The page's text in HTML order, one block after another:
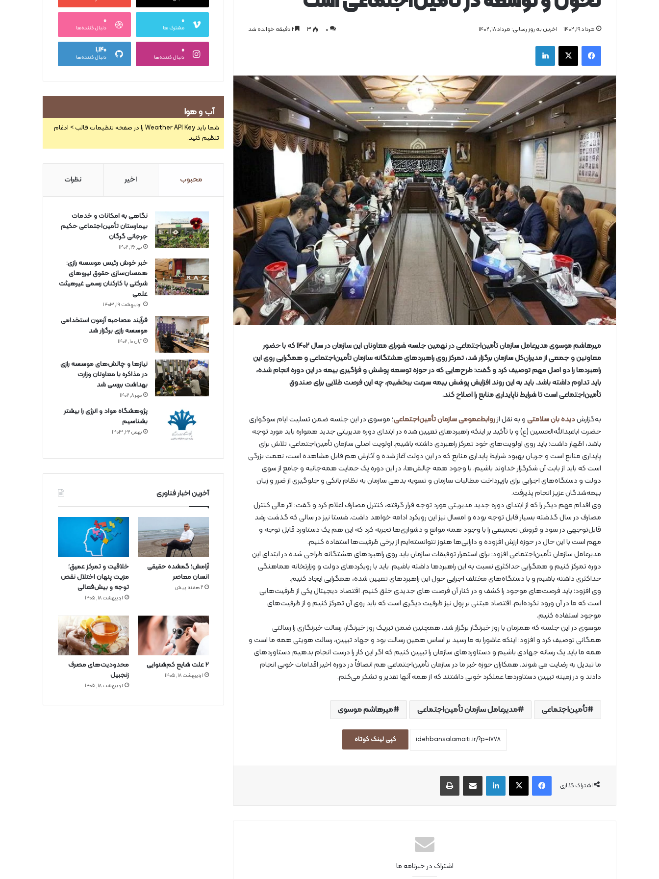
مرداد ۱۹, ۱۴۰۲ اخرین به روز رسانی: مرداد ۱۸, ۱۴۰۲ 0 ۳
فیس بوک
میرهاشم موسوی مدیرعامل سازمان تأمین‌اجتماعی در نهمین جلسه شورای معاونان این سازمان در سال ۱۴۰۲ که با حضور
معاونین و جمعی از مدیران‌کل سازمان برگزار شد، تمرکز روی راهبردهای هشتگانه سازمان تأمین‌اجتماعی و همگرایی روی این
راهبردها را دو اصل مهم توصیف کرد و گفت: طرح‌هایی که در حوزه توسعه پوشش و فراگیری بیمه در این دوره انجام شده،
باید تداوم داشته باشد. باید به این روند افزایش پوشش بیمه سرعت ببخشیم، چه این فرصت طلایی برای صندوق
تأمین‌اجتماعی است تا شرایط ناپایداری منابع را اصلاح کند.
به‌گزارشدیده بان سلامتیو به نقل ازروابط‌عمومی سازمان تأمین‌اجتماعی؛ موسوی در این جلسه ضمن تسلیت ایام سوگواری
حضرت اباعبدالله‌الحسین (ع) و با تأکید بر اینکه راهبردهای تعیین شده در ابتدای دوره مدیریتی جدید همواره باید مورد توجه
باشد، اظهار داشت: باید روی اولویت‌های خود تمرکز راهبردی داشته باشیم. اولویت اصلی سازمان تأمین‌اجتماعی، تلاش برای
پایداری منابع است و جریان بهبود شرایط پایداری منابع که در این دولت آغاز شده و آثارش هم قابل مشاهده است، نعمت بزرگی
است که باید از بابت آن شکرگزار خداوند باشیم. با وجود همه چالش‌ها، در این دوره یک حمایت همه‌جانبه و جامع از سوی
دولت و دستگاه‌های اجرایی برای بازپرداخت مطالبات سازمان و تسویه بدهی سازمان به نظام بانکی و جلوگیری از ضرر و زیان
بیمه‌شدگان عزیز انجام پذیرفت.
وی اقدام مهم دیگر را که از ابتدای دوره جدید مدیریتی مورد توجه قرار گرفته، کنترل مصارف اعلام کرد و گفت: اثر مالی کنترل
مصارف در سال گذشته بسیار قابل توجه بوده و امسال نیز این رویکرد ادامه خواهد داشت. شستا نیز در سالی که گذشت رشد
قابل‌توجهی در سود و فروش تجمیعی را با وجود همه موانع و دشواری‌ها تجربه کرد که این هم یک دستاورد قابل توجه و
مهم است با این حال در حوزه ارزش افزوده و دارایی‌ها هنوز نتوانسته‌ایم از برخی ظرفیت‌ها استفاده کنیم.
مدیرعامل سازمان تأمین‌اجتماعی افزود: برای استمرار توفیقات سازمان باید روی راهبردهای هشتگانه طراحی شده در ابتدای این
دوره تمرکز کنیم و همگرایی حداکثری نسبت به این راهبردها داشته باشیم. باید با رویکردهای دولت و وزارتخانه هماهنگی
حداکثری داشته باشیم و با دستگاه‌های مختلف اجرایی حول این راهبردهای تعیین شده، همگرایی ایجاد کنیم.
وی افزود: باید فرصت‌های موجود را کشف و در کنار آن فرصت های جدیدی خلق کنیم. اقتصاد دیجیتال یکی از ظرفیت‌هایی
است که ما در آن ورود نکرده‌ایم. اقتصاد مبتنی بر پول نیز ظرفیت دیگری است که باید روی آن تمرکز کنیم و از ظرفیت‌های
موجود استفاده کنیم.
موسوی در این جلسه که همزمان با روز خبرنگار برگزار شد، همچنین ضمن تبریک روز خبرنگار، رسالت خبرنگاری را رسالتی
همگانی توصیف کرد و افزود: اینکه عاشورا به ما رسید بر اساس همین رسالت بود و جهاد تبیین، رسالت هویتی همه ما است و
همه ما باید یک رسانه جهادی باشیم و دستاوردهای سازمان را تبیین کنیم که اگر این کار را درست انجام بدهیم دستاوردهای
ما تبدیل به رضایت می شوند. همکاران حوزه خبر ما در سازمان تأمین‌اجتماعی هم انصافاً در دوره اخیر اقدامات خوبی انجام
دادند و در زمینه تبیین دستاوردها عملکرد خوبی داشتند که از همه آنها تقدیر و تشکر می‌کنم.
تأمین‌اجتماعی مدیرعامل سازمان تأمین‌اجتماعی میرهاشم موسوی
کپی لینک کوتاه
اشتراک گذاری
فیس بوک لینکدین از طریق ایمیل به اشتراک بگذارید
اشتراک در خبرنامه ما
۰
مشترک ها
۰
دنبال کننده‌ها
۰
دنبال کننده‌ها
۱,۱۴۰
دنبال کننده‌ها
آب و هوا
شما باید Weather API Key را در صفحه تنظیمات قالب > ادغام
تنظیم کنید.
محبوب اخیر نظرات
نگاهی به امکانات و خدمات
بیمارستان تأمین‌اجتماعی حکیم
جرجانی گرگان
تیر ۲۶, ۱۴۰۲
خبر خوش رئیس موسسه رازی:
همسان‌سازی حقوق نیروهای
شرکتی با کارکنان رسمی غیرهیئت
علمی
اردیبهشت ۱۹, ۱۴۰۳
فرآیند مصاحبه آزمون استخدامی
موسسه رازی برگزار شد
آبان ۱۰, ۱۴۰۲
نیازها و چالش‌های موسسه رازی
در مذاکره با معاونان وزارت
بهداشت بررسی شد
مهر ۸, ۱۴۰۲
پژوهشگاه مواد و انرژی را بیشتر
بشناسیم
بهمن ۲۲, ۱۴۰۳
آخرین اخبار فناوری
آرامش؛ گمشده حقیقی
انسان معاصر
2 هفته پیش
خلاقیت و تمرکز عمیق؛
مزیت پنهان اختلال نقص
توجه و بیش‌فعالی
اردیبهشت ۱۸, ۱۴۰۵
۲ علت شایع‌ کم‌شنوایی
اردیبهشت ۱۸, ۱۴۰۵
محدودیت‌های مصرف
زنجبیل
اردیبهشت ۱۸, ۱۴۰۵